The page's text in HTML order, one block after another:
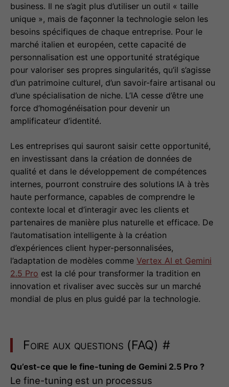
business. Il ne s’agit plus d’utiliser un outil « taille
unique », mais de façonner la technologie selon les
besoins spécifiques de chaque entreprise. Pour le
marché italien et européen, cette capacité de
personnalisation est une opportunité stratégique
pour valoriser ses propres singularités, qu’il s’agisse
d’un patrimoine culturel, d’un savoir-faire artisanal ou
d’une spécialisation de niche. L’IA cesse d’être une
force d’homogénéisation pour devenir un
amplificateur d’identité.
Les entreprises qui sauront saisir cette opportunité,
en investissant dans la création de données de
qualité et dans le développement de compétences
internes, pourront construire des solutions IA à très
haute performance, capables de comprendre le
contexte local et d’interagir avec les clients et
partenaires de manière plus naturelle et efficace. De
l’automatisation intelligente à la création
d’expériences client hyper-personnalisées,
l’adaptation de modèles comme Vertex AI et Gemini
2.5 Pro est la clé pour transformer la tradition en
innovation et rivaliser avec succès sur un marché
mondial de plus en plus guidé par la technologie.
Foire aux questions (FAQ) #
Qu’est-ce que le fine-tuning de Gemini 2.5 Pro ?
Le fine-tuning est un processus